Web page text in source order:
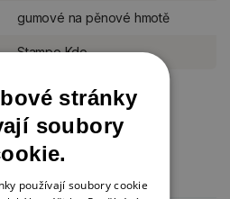
gumové na pěnové hmotě
Stampo Kdo
stránky
soubory
používají soubory cookie